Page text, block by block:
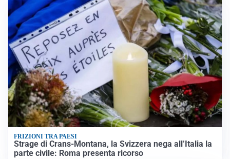
FRIZIONI TRA PAESI
Strage di Crans-Montana, la Svizzera nega all’Italia la
parte civile: Roma presenta ricorso